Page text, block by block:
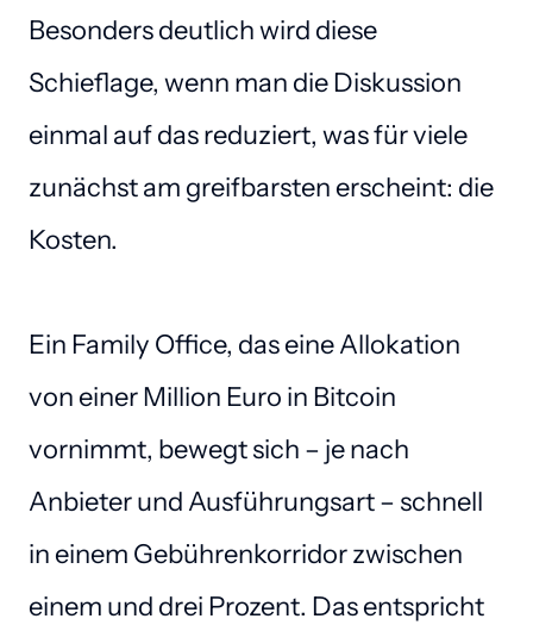
Besonders deutlich wird diese
Schieflage, wenn man die Diskussion
einmal auf das reduziert, was für viele
zunächst am greifbarsten erscheint: die
Kosten.
Ein Family Office, das eine Allokation
von einer Million Euro in Bitcoin
vornimmt, bewegt sich – je nach
Anbieter und Ausführungsart – schnell
in einem Gebührenkorridor zwischen
einem und drei Prozent. Das entspricht